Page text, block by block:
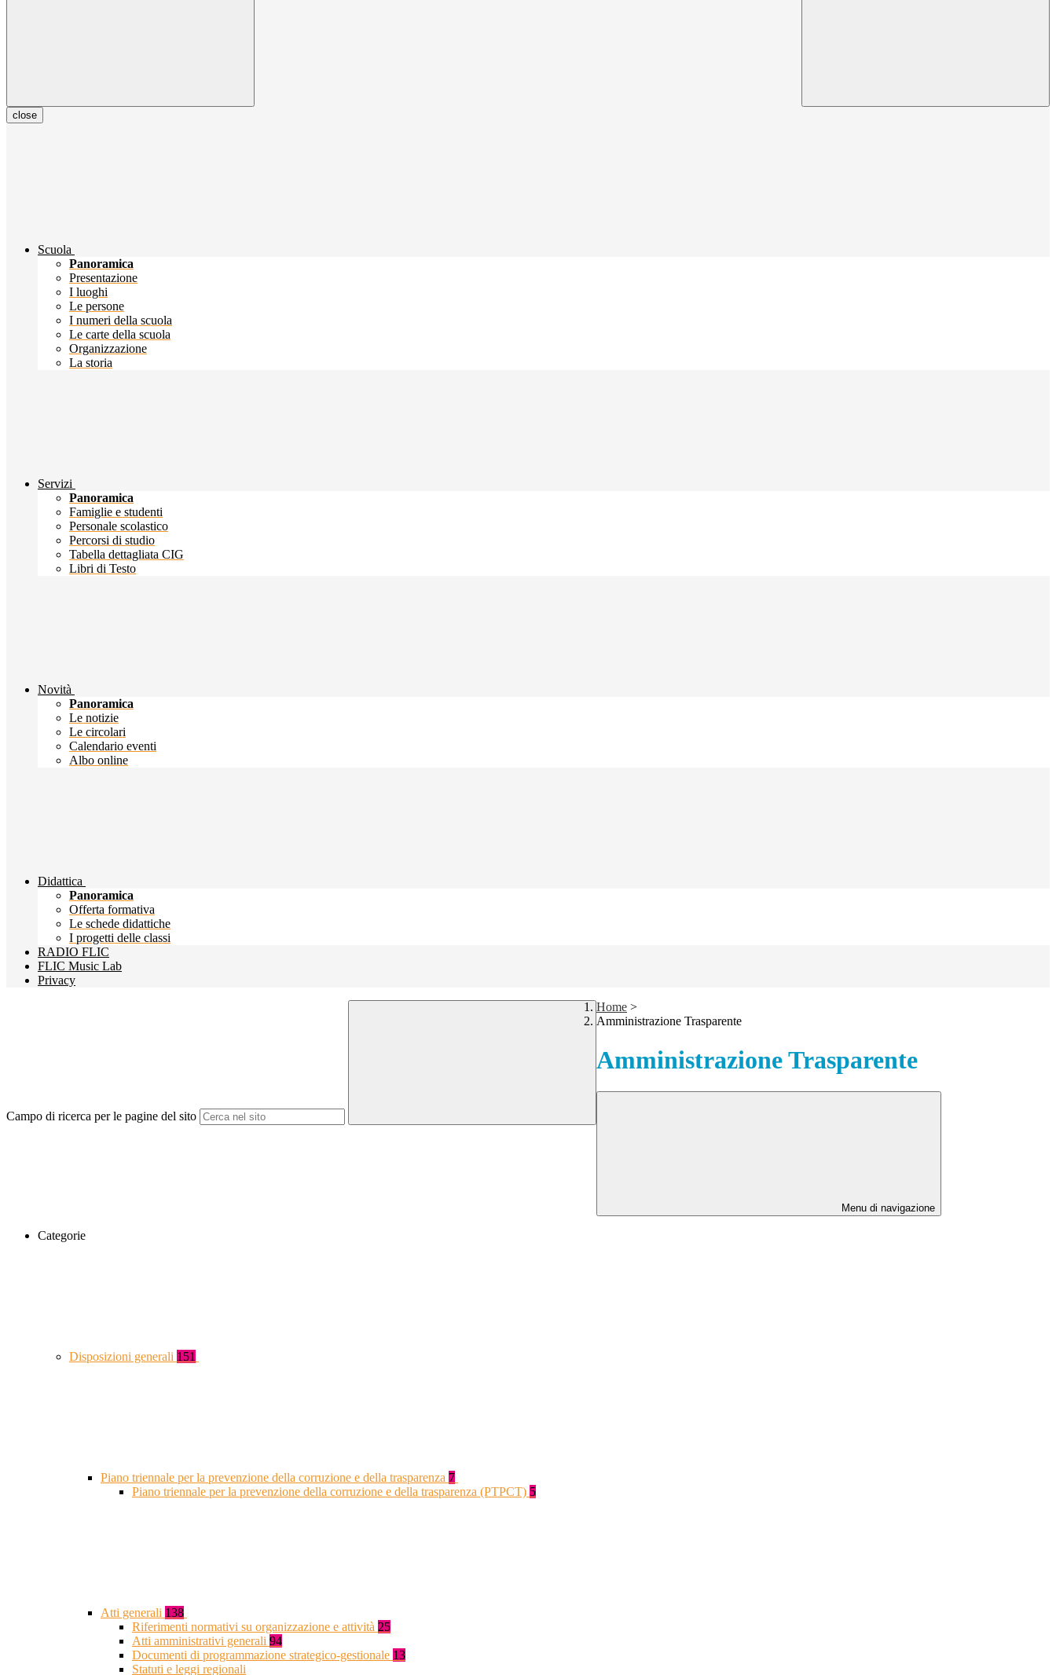
close
Scuola
Panoramica
Presentazione
I luoghi
Le persone
I numeri della scuola
Le carte della scuola
Organizzazione
La storia
Servizi
Panoramica
Famiglie e studenti
Personale scolastico
Percorsi di studio
Tabella dettagliata CIG
Libri di Testo
Novità
Panoramica
Le notizie
Le circolari
Calendario eventi
Albo online
Didattica
Panoramica
Offerta formativa
Le schede didattiche
I progetti delle classi
RADIO FLIC
FLIC Music Lab
Privacy
Campo di ricerca per le pagine del sito
Home >
Amministrazione Trasparente
Amministrazione Trasparente
Menu di navigazione
Categorie
Disposizioni generali 151
Piano triennale per la prevenzione della corruzione e della trasparenza 7
Piano triennale per la prevenzione della corruzione e della trasparenza (PTPCT) 5
Atti generali 138
Riferimenti normativi su organizzazione e attività 25
Atti amministrativi generali 94
Documenti di programmazione strategico-gestionale 13
Statuti e leggi regionali